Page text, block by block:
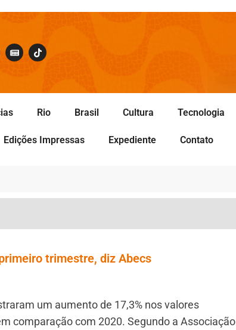
Rio Brasil Cultura Tecnologia
Edições Impressas Expediente Contato
trimestre, diz Abecs
um aumento de 17,3% nos valores
comparação com 2020. Segundo a Associação